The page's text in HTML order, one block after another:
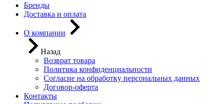
Бренды
Доставка и оплата
О компании
Назад
Возврат товара
Политика конфиденциальности
Согласие на обработку персональных данных
Договор-оферта
Контакты